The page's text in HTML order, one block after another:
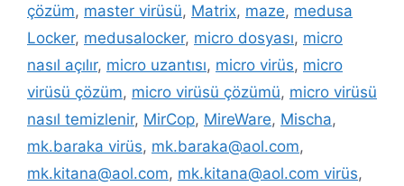
çözüm, master virüsü, Matrix, maze, medusa
Locker, medusalocker, micro dosyası, micro
nasıl açılır, micro uzantısı, micro virüs, micro
virüsü çözüm, micro virüsü çözümü, micro virüsü
nasıl temizlenir, MirCop, MireWare, Mischa,
mk.baraka virüs, mk.baraka@aol.com,
mk.kitana@aol.com, mk.kitana@aol.com virüs,